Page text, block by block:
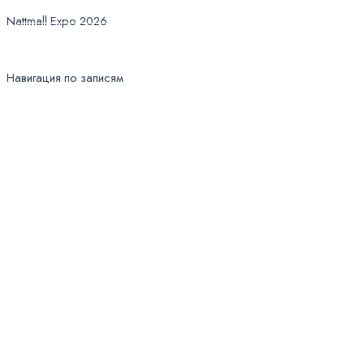
Nattmall Expo 2026
Навигация по записям